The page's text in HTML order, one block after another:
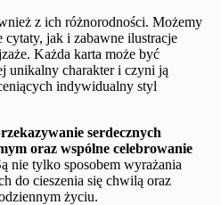
z ich różnorodności. Możemy
jak i zabawne ilustracje
Każda karta może być
unikalny charakter i czyni ją
indywidualny styl
serdecznych
oraz wspólne celebrowanie
nie tylko sposobem wyrażania
do cieszenia się chwilą oraz
życiu.